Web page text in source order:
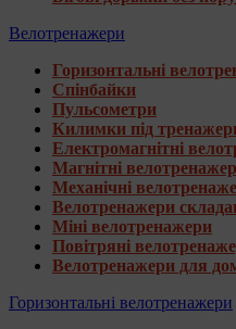
Велотренажери
Горизонтальні
Спінбайки
Пульсометри
Килимки під
Електромагнітні
Магнітні
Механічні
Велотренажери
Міні велотренажери
Повітряні
Велотренажери для
Горизонтальні велотренажери